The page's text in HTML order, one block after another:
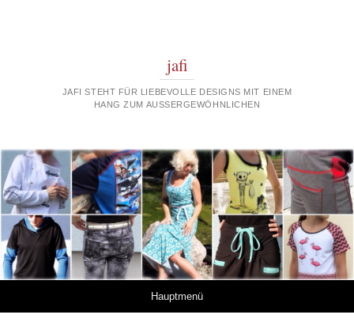
jafi
JAFI STEHT FÜR LIEBEVOLLE DESIGNS MIT EINEM
HANG ZUM AUSSERGEWÖHNLICHEN
Hauptmenü